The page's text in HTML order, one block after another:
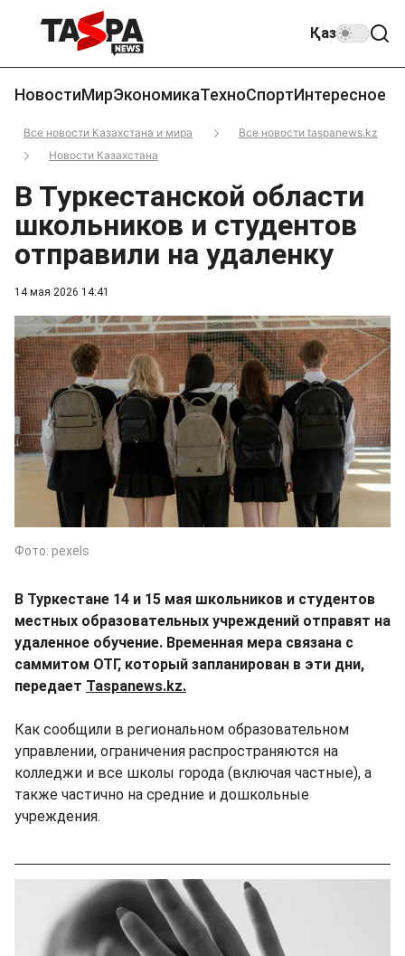
Қаз
НовостиМирЭкономикаТехноСпортИнтересное
Все новости Казахстана и мира
Все новости taspanews.kz
Новости Казахстана
14 мая 2026 14:41
В Туркестанской области
школьников и студентов
отправили на удаленку
Фото: pexels
В Туркестане 14 и 15 мая школьников и студентов
местных образовательных учреждений отправят на
удаленное обучение. Временная мера связана с
саммитом ОТГ, который запланирован в эти дни,
передает Taspanews.kz.
Как сообщили в региональном образовательном
управлении, ограничения распространяются на
колледжи и все школы города (включая частные), а
также частично на средние и дошкольные
учреждения.